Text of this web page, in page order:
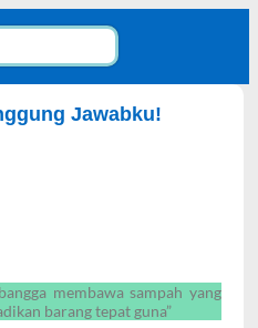
Jawabku!
membawa sampah yang
barang tepat guna”